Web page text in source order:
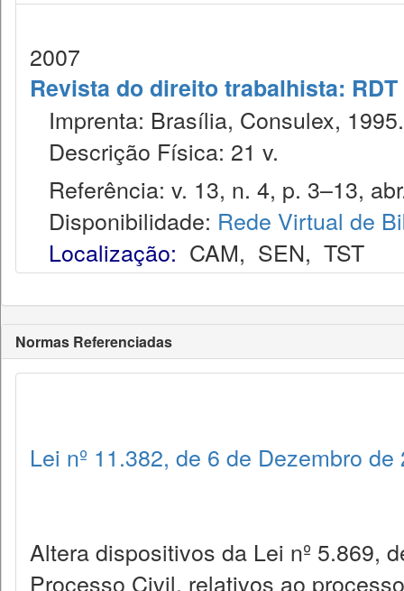
2007
Revista do direito trabalhista: RDT
Imprenta: Brasília, Consulex, 1995.
Descrição Física: 21 v.
Referência: v. 13, n. 4, p. 3–13,
Disponibilidade: Rede Virtual de
Localização: CAM, SEN, TST
Normas Referenciadas
Lei nº 11.382, de 6 de Dezembro de
Altera dispositivos da Lei nº 5.869,
Processo Civil, relativos ao